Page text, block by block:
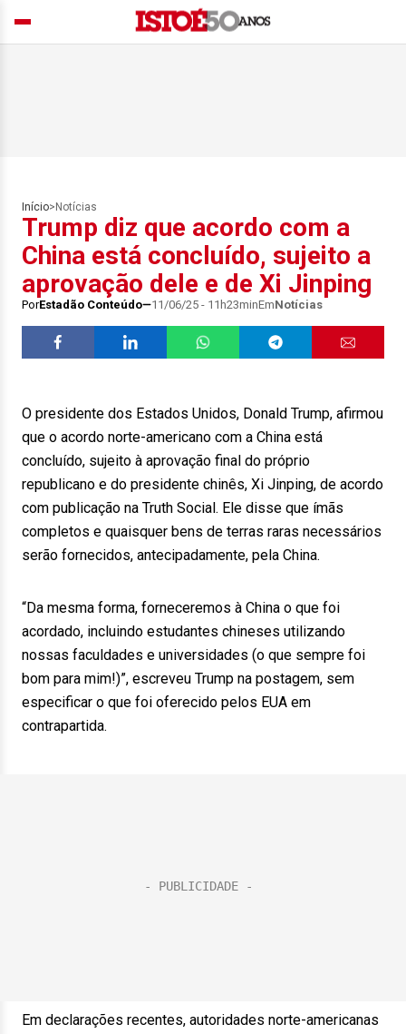
Início> Notícias
Trump diz que acordo com a
China está concluído, sujeito a
aprovação dele e de Xi Jinping
PorEstadão Conteúdo 11/06/25 - 11h23minEmNotícias
O presidente dos Estados Unidos, Donald Trump, afirmou
que o acordo norte-americano com a China está
concluído, sujeito à aprovação final do próprio
republicano e do presidente chinês, Xi Jinping, de acordo
com publicação na Truth Social. Ele disse que ímãs
completos e quaisquer bens de terras raras necessários
serão fornecidos, antecipadamente, pela China.
“Da mesma forma, forneceremos à China o que foi
acordado, incluindo estudantes chineses utilizando
nossas faculdades e universidades (o que sempre foi
bom para mim!)”, escreveu Trump na postagem, sem
especificar o que foi oferecido pelos EUA em
contrapartida.
Em declarações recentes, autoridades norte-americanas